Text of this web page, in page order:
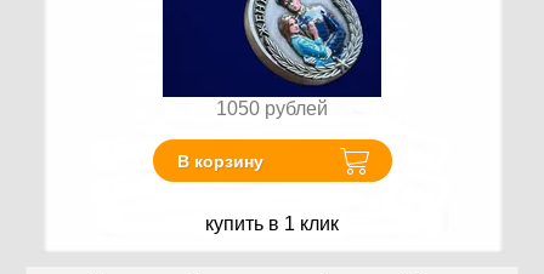
1050 рублей
В корзину
купить в 1 клик